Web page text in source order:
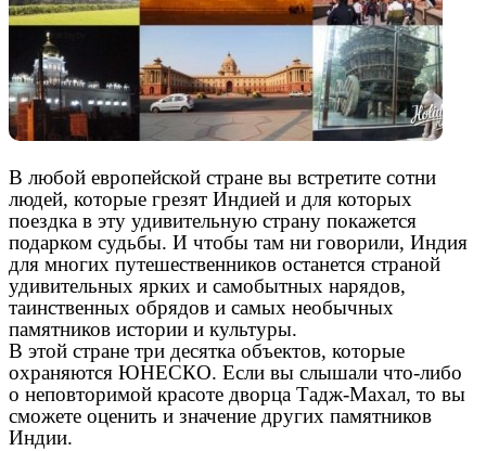
В любой европейской стране вы встретите сотни
людей, которые грезят Индией и для которых
поездка в эту удивительную страну покажется
подарком судьбы. И чтобы там ни говорили, Индия
для многих путешественников останется страной
удивительных ярких и самобытных нарядов,
таинственных обрядов и самых необычных
памятников истории и культуры.
В этой стране три десятка объектов, которые
охраняются ЮНЕСКО. Если вы слышали что-либо
о неповторимой красоте дворца Тадж-Махал, то вы
сможете оценить и значение других памятников
Индии.